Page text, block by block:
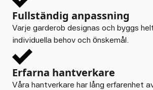
Fullständig anpassning
Varje garderob designas och byggs
individuella behov och önskemål.
Erfarna hantverkare
Våra hantverkare har lång erfarenhet